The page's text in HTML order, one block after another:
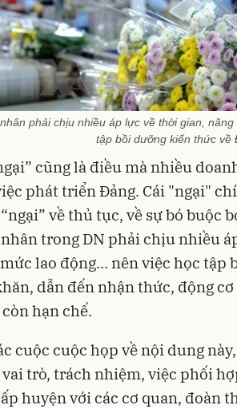
phải chịu nhiều áp lực về thời gian,
tập bồi dưỡng kiến thức về
cũng là điều mà nhiều
phát triển Đảng. Cái "ngại"
về thủ tục, về sự bó buộc
trong DN phải chịu nhiều
lao động… nên việc học tập
dẫn đến nhận thức, động
hạn chế.
cuộc cuộc họp về nội dung
vai trò, trách nhiệm, việc phối
huyện với các cơ quan, đoàn